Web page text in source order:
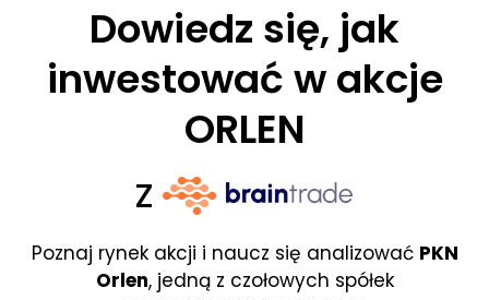
Dowiedz się, jak
inwestować w akcje
ORLEN
Z
Poznaj rynek akcji i naucz się analizować PKN
Orlen, jedną z czołowych spółek